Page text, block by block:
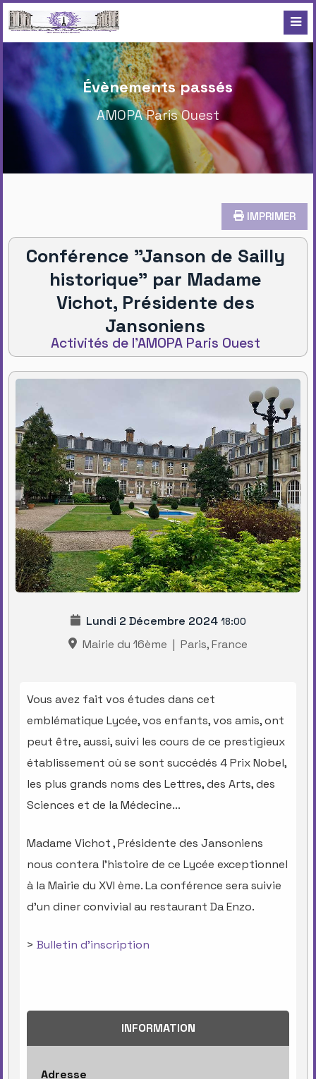
Évènements passés
AMOPA Paris Ouest
IMPRIMER
Conférence "Janson de Sailly
historique" par Madame
Vichot, Présidente des
Jansoniens
Activités de l'AMOPA Paris Ouest
Lundi 2 Décembre 2024 18:00
Mairie du 16ème | Paris, France
Vous avez fait vos études dans cet
emblématique Lycée, vos enfants, vos amis, ont
peut être, aussi, suivi les cours de ce prestigieux
établissement où se sont succédés 4 Prix Nobel,
les plus grands noms des Lettres, des Arts, des
Sciences et de la Médecine...
Madame Vichot , Présidente des Jansoniens
nous contera l'histoire de ce Lycée exceptionnel
à la Mairie du XVI ème. La conférence sera suivie
d'un diner convivial au restaurant Da Enzo.
> Bulletin d'inscription
INFORMATION
Adresse